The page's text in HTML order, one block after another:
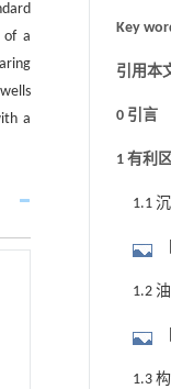
of a
a
Key
引用本
0 引言
1 有利
1.1
件
1.2
1.3